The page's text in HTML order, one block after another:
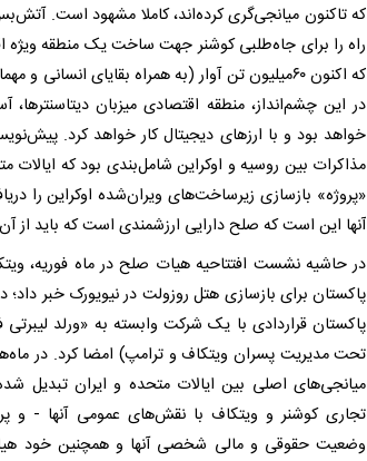
که تاکنون میانجی‌گری کرده‌اند، کاملا مشهود است.
راه را برای جاه‌طلبی کوشنر جهت ساخت یک منطقه ویژه
که اکنون ۶۰‌میلیون تن آوار (به همراه بقایای
در این چشم‌انداز، منطقه اقتصادی میزبان
خواهد بود و با ارزهای دیجیتال کار خواهد کرد.
«پروژه» بازسازی زیرساخت‌های ویران‌شده اوکراین را
آنها این است که صلح دارایی ارزشمندی است که باید از آن
در حاشیه نشست افتتاحیه هیات صلح در ماه فوریه،
پاکستان برای بازسازی هتل روزولت در نیویورک خبر
پاکستان قراردادی با یک شرکت وابسته به «ورلد
تحت مدیریت پسران ویتکاف و ترامپ) امضا کرد. در
میانجی‌های اصلی بین ایالات متحده و ایران تبدیل
تجاری کوشنر و ویتکاف با نقش‌های عمومی آنها - و
وضعیت حقوقی و مالی شخصی آنها و همچنین خود